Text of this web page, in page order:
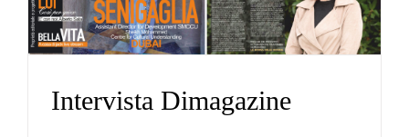
Intervista Dimagazine